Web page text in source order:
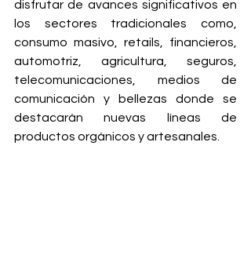
disfrutar de avances significativos en
los sectores tradicionales como,
consumo masivo, retails, financieros,
automotriz, agricultura, seguros,
telecomunicaciones, medios de
comunicación y bellezas donde se
destacarán nuevas líneas de
productos orgánicos y artesanales.